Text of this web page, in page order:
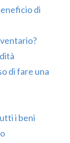
di
di fare una
i beni